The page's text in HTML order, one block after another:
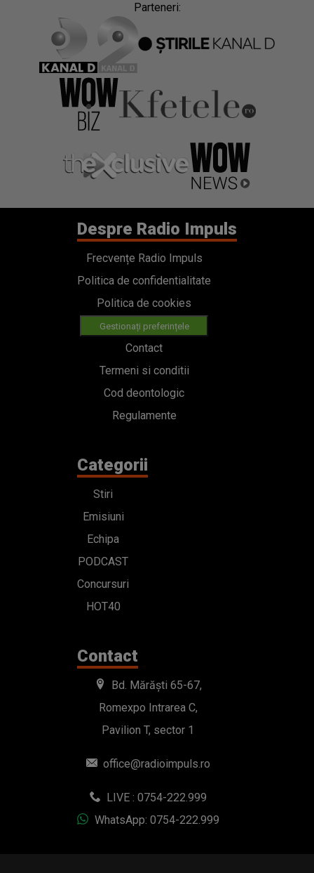
Parteneri:
Despre Radio Impuls
Frecvențe Radio Impuls
Politica de confidentialitate
Politica de cookies
Gestionați preferințele
Contact
Termeni si conditii
Cod deontologic
Regulamente
Categorii
Stiri
Emisiuni
Echipa
PODCAST
Concursuri
HOT40
Contact
Bd. Mărăști 65-67,
Romexpo Intrarea C,
Pavilion T, sector 1
office@radioimpuls.ro
LIVE : 0754-222.999
WhatsApp: 0754-222.999